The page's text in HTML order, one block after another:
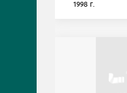
1998 г.